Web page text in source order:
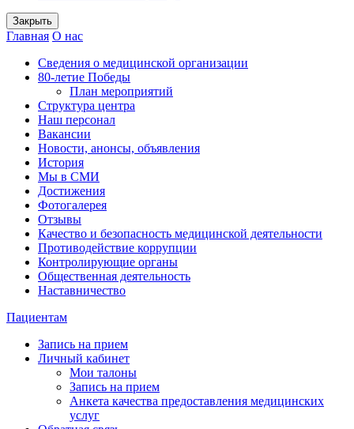
Закрыть
Главная О нас
Сведения о медицинской организации
80-летие Победы
План мероприятий
Структура центра
Наш персонал
Вакансии
Новости, анонсы, объявления
История
Мы в СМИ
Достижения
Фотогалерея
Отзывы
Качество и безопасность медицинской деятельности
Противодействие коррупции
Контролирующие органы
Общественная деятельность
Наставничество
Пациентам
Запись на прием
Личный кабинет
Мои талоны
Запись на прием
Анкета качества предоставления медицинских
услуг